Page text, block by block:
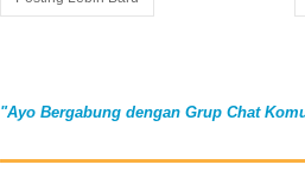
"Ayo Bergabung dengan Grup Chat